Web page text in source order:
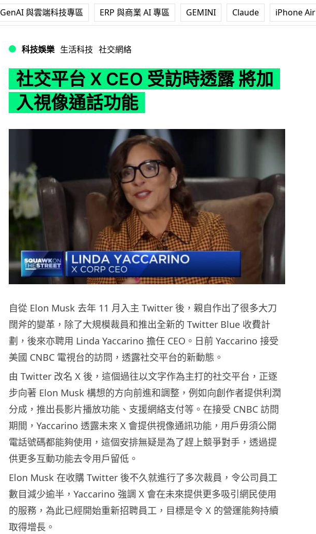
GenAI 與雲端科技專區 ERP 與商業 AI 專區 GEMINI Claude iPhone Air
科技娛樂 生活科技 社交網絡
社交平台 X CEO 受訪時透露 將加
入視像通話功能
自從 Elon Musk 去年 11 月入主 Twitter 後，親自作出了很多大刀
闊斧的變革，除了大規模裁員和推出全新的 Twitter Blue 收費計
劃，後來亦聘用 Linda Yaccarino 擔任 CEO。日前 Yaccarino 接受
美國 CNBC 電視台的訪問，透露社交平台的新動態。
由 Twitter 改名 X 後，這個過往以文字作為主打的社交平台，正逐
步向著 Elon Musk 構想的方向前進和調整，例如向創作者提供利潤
分成，推出長影片播放功能、支援網絡支付等。在接受 CNBC 訪問
期間，Yaccarino 透露未來 X 會提供視像通訊功能，用戶毋須公開
電話號碼都能夠使用，這個安排無疑是為了趕上競爭對手，透過提
供更多互動功能去令用戶留低。
Elon Musk 在收購 Twitter 後不久就進行了多次裁員，令公司員工
數目減少逾半，Yaccarino 強調 X 會在未來提供更多吸引網民使用
的服務，為此已經開始重新招聘員工，目標是令 X 的營運能夠持續
取得增長。